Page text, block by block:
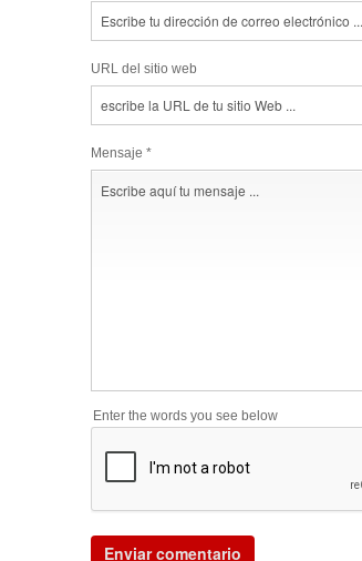
URL del sitio web
Mensaje *
Enter the words you see below